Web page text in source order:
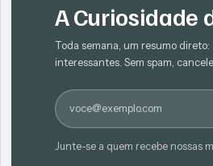
A Curiosidade
Toda semana, um resumo
interessantes. Sem spam,
E-mail
Junte-se a quem recebe nossas